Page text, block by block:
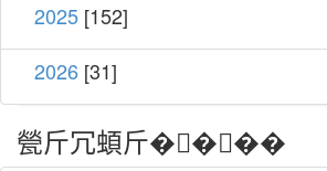
2025 [152]
2026 [31]
甇斤冗蝢斤����